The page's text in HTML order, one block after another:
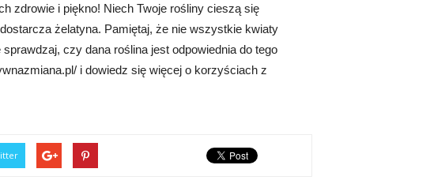
zdrowie i piękno! Niech Twoje rośliny cieszą się
żelatyna. Pamiętaj, że nie wszystkie kwiaty
czy dana roślina jest odpowiednia do tego
i dowiedz się więcej o korzyściach z